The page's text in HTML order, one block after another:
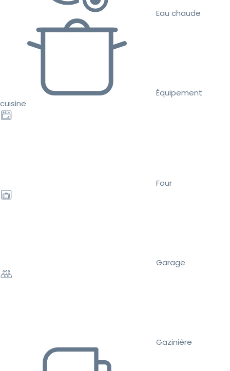
Eau chaude
Équipement
cuisine
Four
Garage
Gazinière